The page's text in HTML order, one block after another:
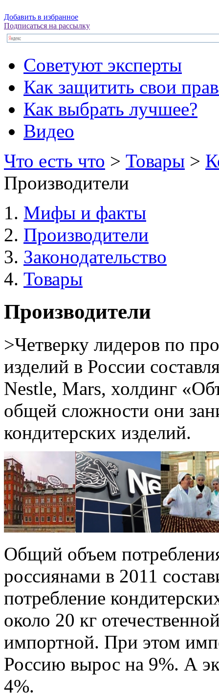
Добавить в избранное
Подписаться на рассылку
Советуют эксперты
Как защитить свои
Как выбрать лучшее?
Видео
Что есть что > Товары >
Производители
Мифы и факты
Производители
Законодательство
Товары
Производители
>Четверку лидеров по
изделий в России
Nestle, Mars, холдинг
общей сложности они
кондитерских изделий.
Общий объем
россиянами в 2011
потребление
около 20 кг
импортной. При этом
Россию вырос на 9%. А
4%.